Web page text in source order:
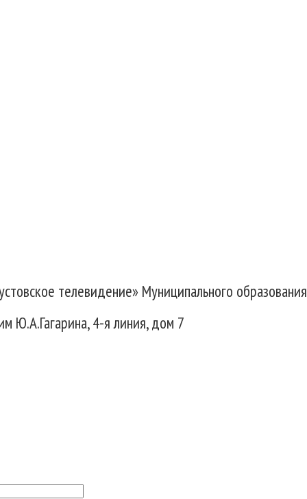
телевидение» Муниципального образования
Ю.А.Гагарина, 4-я линия, дом 7